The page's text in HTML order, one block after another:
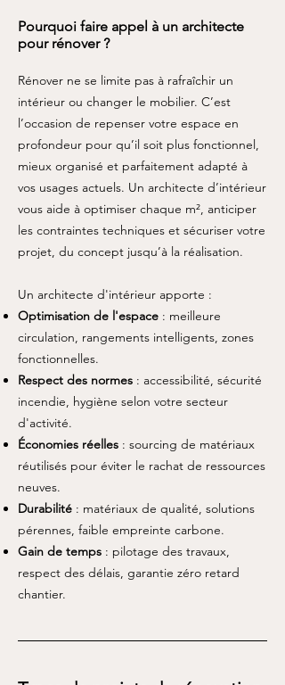
Pourquoi faire appel à un architecte
pour rénover ?
Rénover ne se limite pas à rafraîchir un
intérieur ou changer le mobilier. C’est
l’occasion de repenser votre espace en
profondeur pour qu’il soit plus fonctionnel,
mieux organisé et parfaitement adapté à
vos usages actuels. Un architecte d’intérieur
vous aide à optimiser chaque m², anticiper
les contraintes techniques et sécuriser votre
projet, du concept jusqu’à la réalisation.
Un architecte d'intérieur apporte :
Optimisation de l'espace : meilleure
circulation, rangements intelligents, zones
fonctionnelles.
Respect des normes : accessibilité, sécurité
incendie, hygiène selon votre secteur
d'activité.
Économies réelles : sourcing de matériaux
réutilisés pour éviter le rachat de ressources
neuves.
Durabilité : matériaux de qualité, solutions
pérennes, faible empreinte carbone.
Gain de temps : pilotage des travaux,
respect des délais, garantie zéro retard
chantier.